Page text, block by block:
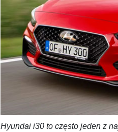
Hyundai i30 to często jeden z